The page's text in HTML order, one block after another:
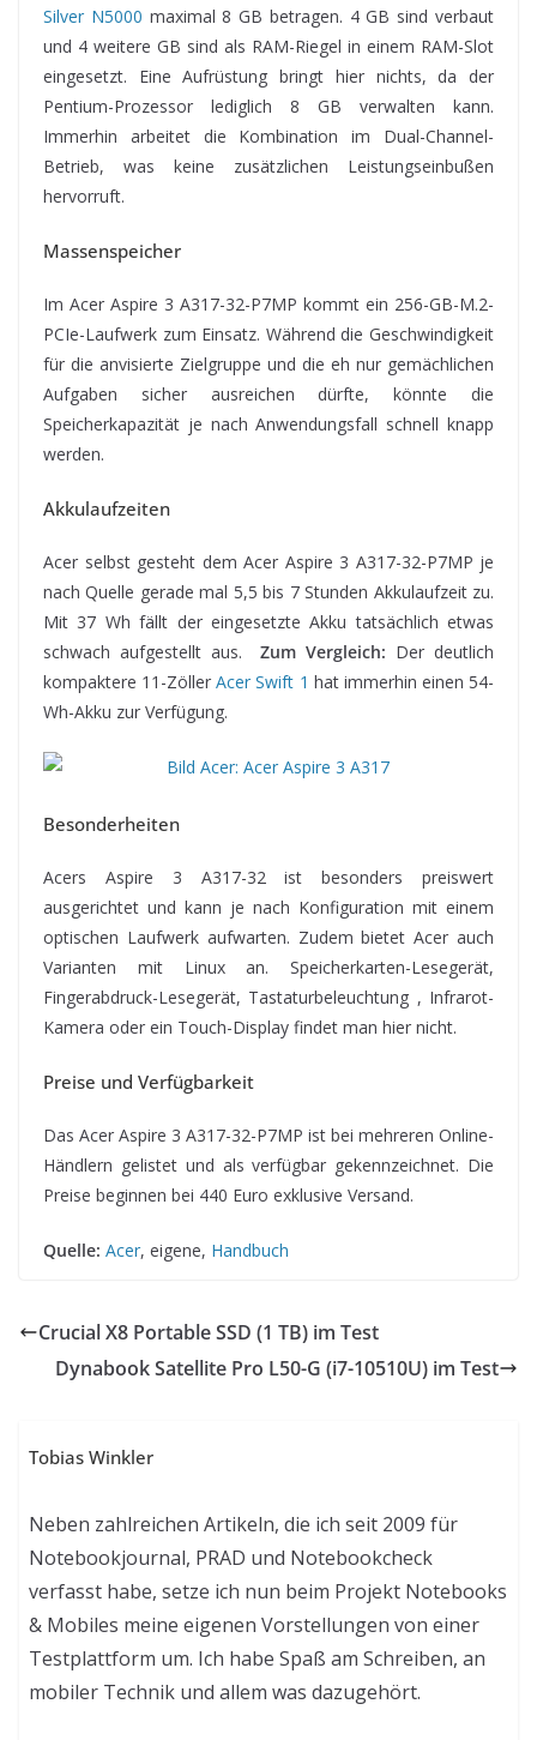
Silver N5000 maximal 8 GB betragen. 4 GB sind verbaut
und 4 weitere GB sind als RAM-Riegel in einem RAM-Slot
eingesetzt. Eine Aufrüstung bringt hier nichts, da der
Pentium-Prozessor lediglich 8 GB verwalten kann.
Immerhin arbeitet die Kombination im Dual-Channel-
Betrieb, was keine zusätzlichen Leistungseinbußen
hervorruft.
Massenspeicher
Im Acer Aspire 3 A317-32-P7MP kommt ein 256-GB-M.2-
PCIe-Laufwerk zum Einsatz. Während die Geschwindigkeit
für die anvisierte Zielgruppe und die eh nur gemächlichen
Aufgaben sicher ausreichen dürfte, könnte die
Speicherkapazität je nach Anwendungsfall schnell knapp
werden.
Akkulaufzeiten
Acer selbst gesteht dem Acer Aspire 3 A317-32-P7MP je
nach Quelle gerade mal 5,5 bis 7 Stunden Akkulaufzeit zu.
Mit 37 Wh fällt der eingesetzte Akku tatsächlich etwas
schwach aufgestellt aus.Zum Vergleich: Der deutlich
kompaktere 11-ZöllerAcer Swift 1 hat immerhin einen 54-
Wh-Akku zur Verfügung.
Besonderheiten
Acers Aspire 3 A317-32 ist besonders preiswert
ausgerichtet und kann je nach Konfiguration mit einem
optischen Laufwerk aufwarten. Zudem bietet Acer auch
Varianten mit Linux an. Speicherkarten-Lesegerät,
Fingerabdruck-Lesegerät, Tastaturbeleuchtung , Infrarot-
Kamera oder ein Touch-Display findet man hier nicht.
Preise und Verfügbarkeit
Das Acer Aspire 3 A317-32-P7MP ist bei mehreren Online-
Händlern gelistet und als verfügbar gekennzeichnet. Die
Preise beginnen bei 440 Euro exklusive Versand.
Quelle: Acer, eigene, Handbuch
Crucial X8 Portable SSD (1 TB) im Test
Dynabook Satellite Pro L50-G (i7-10510U) im Test
Tobias Winkler
Neben zahlreichen Artikeln, die ich seit 2009 für
Notebookjournal, PRAD und Notebookcheck
verfasst habe, setze ich nun beim Projekt Notebooks
& Mobiles meine eigenen Vorstellungen von einer
Testplattform um. Ich habe Spaß am Schreiben, an
mobiler Technik und allem was dazugehört.